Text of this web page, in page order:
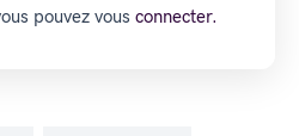
pouvez vous connecter.